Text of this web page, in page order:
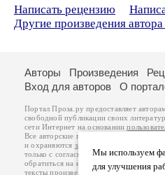
Написать рецензию
Другие произведения
Мы используем
для улучшения
Авторы Произведения
Вход для авторов
О
Портал Проза.ру предоставляет
свободной публикации своих
сети Интернет на основании
Все авторские права на произведения
и охраняются законом
. Перепечатка
только с согласия его автора, к
обратиться на его авторской странице.
тексты произведений авторы несут